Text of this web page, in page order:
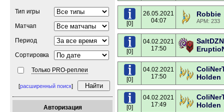
Тип игры
Матчап
Период
Сортировка
Только PRO-реплеи
[расширенный поиск]
Авторизация
[0]
26.05.2021
04:07
Robbie
APM: 233
[0]
04.02.2021
17:50
[0]
04.02.2021
17:50
Holden
[0]
04.02.2021
17:49
Holden